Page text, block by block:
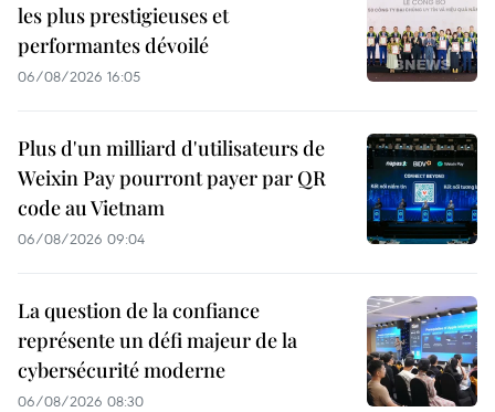
les plus prestigieuses et
performantes dévoilé
06/08/2026 16:05
Plus d'un milliard d'utilisateurs de
Weixin Pay pourront payer par QR
code au Vietnam
06/08/2026 09:04
La question de la confiance
représente un défi majeur de la
cybersécurité moderne
06/08/2026 08:30